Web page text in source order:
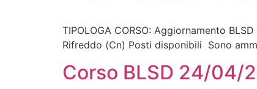
TIPOLOGA CORSO: Aggiornamento
Rifreddo (Cn) Posti disponibili Sono
Corso BLSD 24/04/